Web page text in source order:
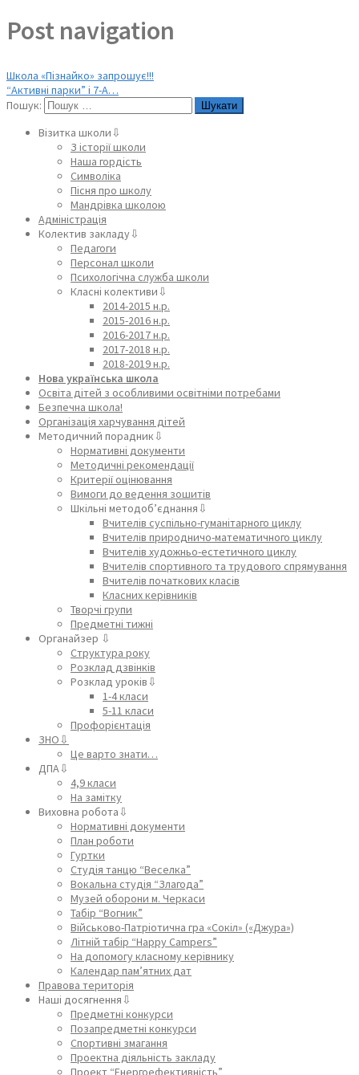
Post navigation
Школа «Пізнайко» запрошує!!!
“Активні парки” і 7-А…
Пошук:
Візитка школи⇩
З історії школи
Наша гордість
Символіка
Пісня про школу
Мандрівка школою
Адміністрація
Колектив закладу⇩
Педагоги
Персонал школи
Психологічна служба школи
Класні колективи⇩
2014-2015 н.р.
2015-2016 н.р.
2016-2017 н.р.
2017-2018 н.р.
2018-2019 н.р.
Нова українська школа
Освіта дітей з особливими освітніми потребами
Безпечна школа!
Організація харчування дітей
Методичний порадник⇩
Нормативні документи
Методичні рекомендації
Критерії оцінювання
Вимоги до ведення зошитів
Шкільні методоб’єднання⇩
Вчителів суспільно-гуманітарного циклу
Вчителів природничо-математичного циклу
Вчителів художньо-естетичного циклу
Вчителів спортивного та трудового спрямування
Вчителів початкових класів
Класних керівників
Творчі групи
Предметні тижні
Органайзер ⇩
Структура року
Розклад дзвінків
Розклад уроків⇩
1-4 класи
5-11 класи
Профорієнтація
ЗНО⇩
Це варто знати…
ДПА⇩
4,9 класи
На замітку
Виховна робота⇩
Нормативні документи
План роботи
Гуртки
Студія танцю “Веселка”
Вокальна студія “Злагода”
Музей оборони м. Черкаси
Табір “Вогник”
Військово-Патріотична гра «Сокіл» («Джура»)
Літній табір “Happy Campers”
На допомогу класному керівнику
Календар пам’ятних дат
Правова територія
Наші досягнення⇩
Предметні конкурси
Позапредметні конкурси
Спортивні змагання
Проектна діяльність закладу
Проект “Енергоефективність”